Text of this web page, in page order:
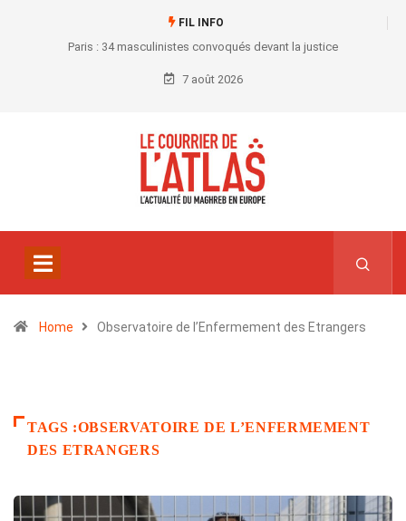
FIL INFO
Paris : 34 masculinistes convoqués devant la justice
7 août 2026
Home Observatoire de l’Enfermement des Etrangers
TAGS :OBSERVATOIRE DE L’ENFERMEMENT
DES ETRANGERS